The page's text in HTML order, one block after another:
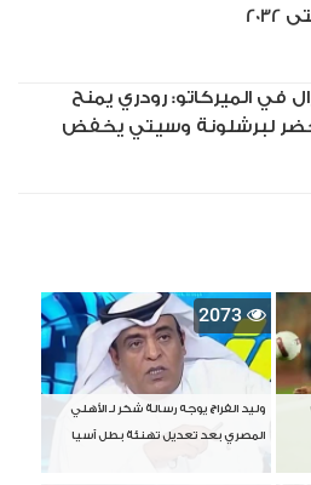
في الميركاتو: رودري يمنح
لبرشلونة وسيتي يخفض
2073
وليد الفراج يوجه رسالة شكر لـ الأهلي
المصري بعد تعديل تهنئة بطل آسيا